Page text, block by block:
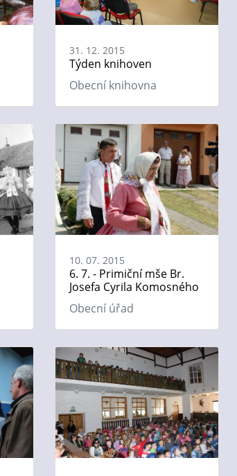
31. 12. 2015
Týden knihoven
Obecní knihovna
10. 07. 2015
6. 7. - Primiční mše Br.
Josefa Cyrila Komosného
Obecní úřad